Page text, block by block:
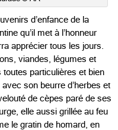
d’enfance de la
qu’il met à l’honneur
apprécier tous les jours.
viandes, légumes et
particulières et bien
son beurre d’herbes et
de cèpes paré de ses
elle aussi grillée au feu
le gratin de homard, en